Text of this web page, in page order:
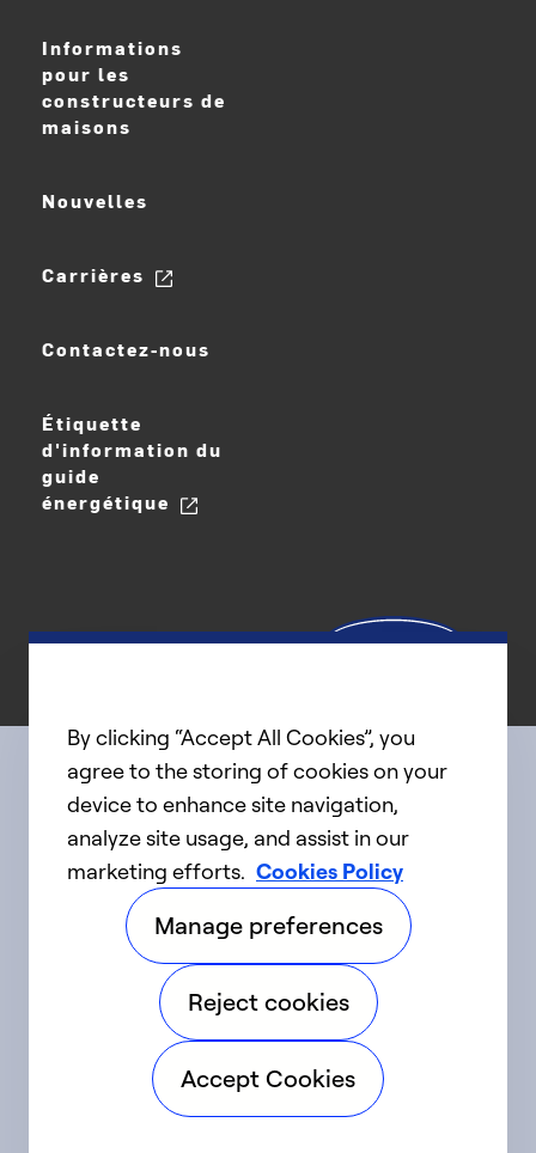
Informations
pour les
constructeurs de
maisons
Nouvelles
Carrières
Contactez-nous
Étiquette
d'information du
guide
énergétique
Connect with us
linkedIntwitter facebookyoutube
©2025 Carrier. Tous droits réservés.
Accessibilité Avis sur la confidentialité
Conditions d'utilisation Parlez fort
By clicking “Accept All Cookies”, you
agree to the storing of cookies on your
device to enhance site navigation,
analyze site usage, and assist in our
marketing efforts. Cookies Policy
Manage preferences
Reject cookies
Accept Cookies